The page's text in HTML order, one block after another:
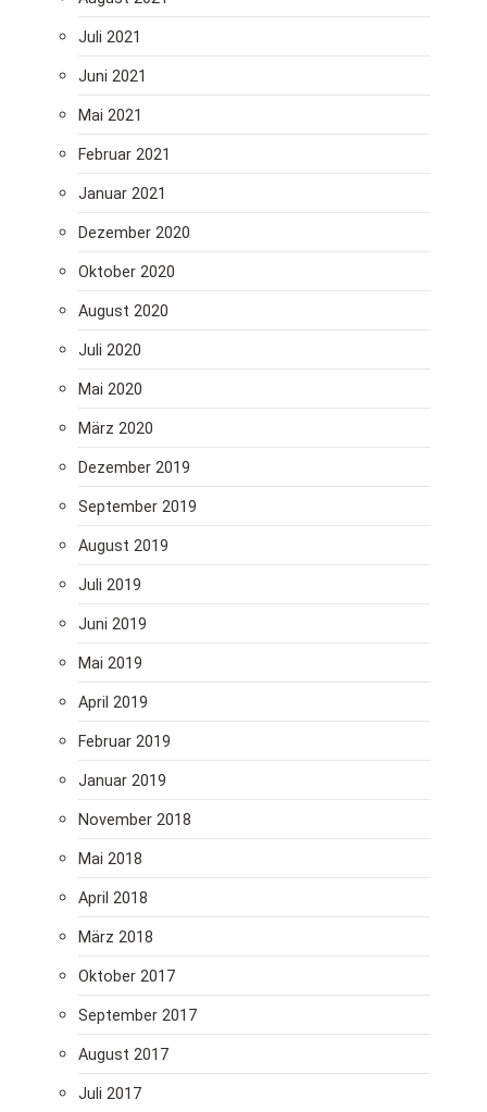
Juli 2021
Juni 2021
Mai 2021
Februar 2021
Januar 2021
Dezember 2020
Oktober 2020
August 2020
Juli 2020
Mai 2020
März 2020
Dezember 2019
September 2019
August 2019
Juli 2019
Juni 2019
Mai 2019
April 2019
Februar 2019
Januar 2019
November 2018
Mai 2018
April 2018
März 2018
Oktober 2017
September 2017
August 2017
Juli 2017